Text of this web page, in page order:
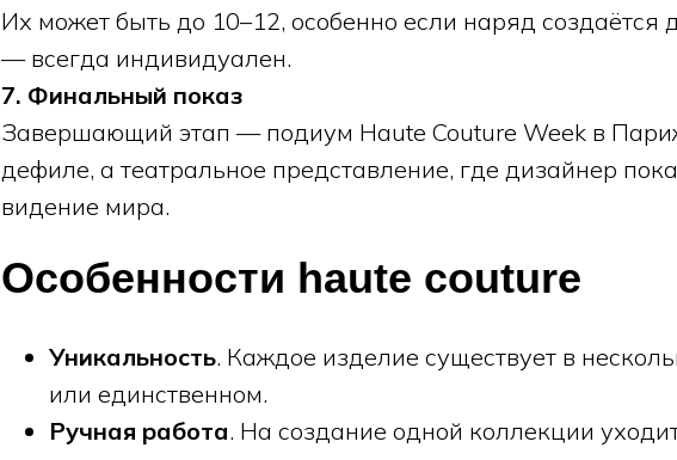
Их может быть до 10–12, особенно если наряд создаётся
— всегда индивидуален.
7. Финальный показ
Завершающий этап — подиум Haute Couture Week в
дефиле, а театральное представление, где дизайнер
видение мира.
Особенности haute couture
Уникальность. Каждое изделие существует в
или единственном.
Ручная работа. На создание одной коллекции